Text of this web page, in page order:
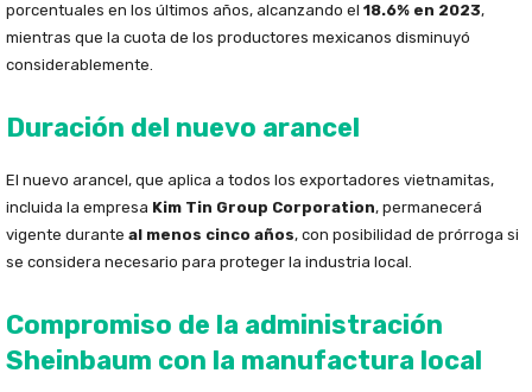
porcentuales en los últimos años, alcanzando el 18.6% en 2023,
mientras que la cuota de los productores mexicanos disminuyó
considerablemente.
Duración del nuevo arancel
El nuevo arancel, que aplica a todos los exportadores vietnamitas,
incluida la empresa Kim Tin Group Corporation, permanecerá
vigente durante al menos cinco años, con posibilidad de prórroga si
se considera necesario para proteger la industria local.
Compromiso de la administración
Sheinbaum con la manufactura local